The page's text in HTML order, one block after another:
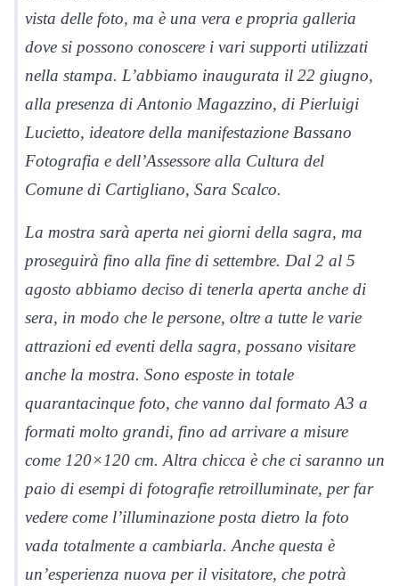
vista delle foto, ma è una vera e propria galleria
dove si possono conoscere i vari supporti utilizzati
nella stampa. L’abbiamo inaugurata il 22 giugno,
alla presenza di Antonio Magazzino, di Pierluigi
Lucietto, ideatore della manifestazione Bassano
Fotografia e dell’Assessore alla Cultura del
Comune di Cartigliano, Sara Scalco.
La mostra sarà aperta nei giorni della sagra, ma
proseguirà fino alla fine di settembre. Dal 2 al 5
agosto abbiamo deciso di tenerla aperta anche di
sera, in modo che le persone, oltre a tutte le varie
attrazioni ed eventi della sagra, possano visitare
anche la mostra. Sono esposte in totale
quarantacinque foto, che vanno dal formato A3 a
formati molto grandi, fino ad arrivare a misure
come 120×120 cm. Altra chicca è che ci saranno un
paio di esempi di fotografie retroilluminate, per far
vedere come l’illuminazione posta dietro la foto
vada totalmente a cambiarla. Anche questa è
un’esperienza nuova per il visitatore, che potrà